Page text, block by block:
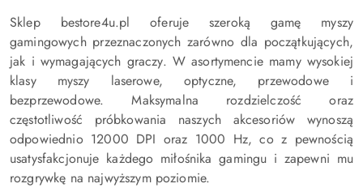
Sklep bestore4u.pl oferuje szeroką gamę myszy
gamingowych przeznaczonych zarówno dla początkujących,
jak i wymagających graczy. W asortymencie mamy wysokiej
klasy myszy laserowe, optyczne, przewodowe i
bezprzewodowe. Maksymalna rozdzielczość oraz
częstotliwość próbkowania naszych akcesoriów wynoszą
odpowiednio 12000 DPI oraz 1000 Hz, co z pewnością
usatysfakcjonuje każdego miłośnika gamingu i zapewni mu
rozgrywkę na najwyższym poziomie.